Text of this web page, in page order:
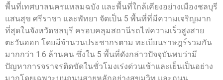
พื้นที่เทศบาลนครแหลมฉบัง และพื้นที่ใกล้เคียงอย่างเมืองชลบุรี
แสนสุข ศรีราชา และพัทยา จัดเป็น 5 พื้นที่ที่มีความเจริญมาก
ที่สุดในจังหวัดชลบุรี ครอบคลุมสถานีรถไฟความเร็วสูงสาย
ตะวันออก โดยมีจํานวนประชากรตาม ทะเบียนราษฎร์รวมกัน
มากกว่า 1.6 ล้านคน ซึ่งใน 5 พื้นที่ดังกล่าวปัจจุบันพบว่ามี
ปัญหาการจราจรติดขัดในชั่วโมงเร่งด่วนเช้าและเย็นเป็นอย่าง